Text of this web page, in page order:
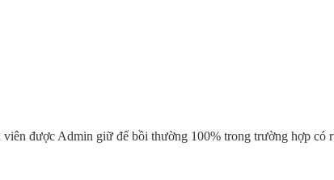
được Admin giữ để bồi thường 100% trong trường hợp có